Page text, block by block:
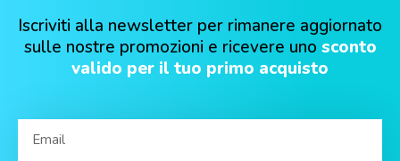
Iscriviti alla newsletter per rimanere aggiornato
sulle nostre promozioni e ricevere uno sconto
valido per il tuo primo acquisto